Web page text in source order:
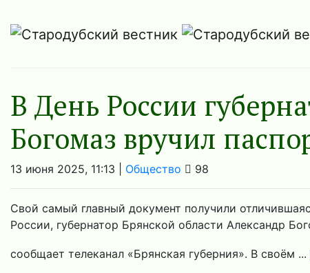
В День России
Богомаз вручил
13 июня 2025, 11:13 | Общество 98
Свой самый главный документ получили
России, губернатор Брянской области Александр
сообщает телеканал «Брянская губерния». В своём ...